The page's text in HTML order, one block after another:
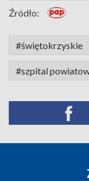
Źródło:
#świętokrzyskie
#szpital